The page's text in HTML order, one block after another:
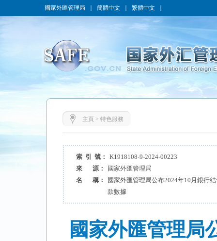
國家外匯管理局 簡體中文 繁體中文
主頁 > 特色服務
索 引 號：
K1918108-9-2024-00223
來 源：
國家外匯管理局
名 稱：
國家外匯管理局公布2024年10月銀行
款數據
國家外匯管理局